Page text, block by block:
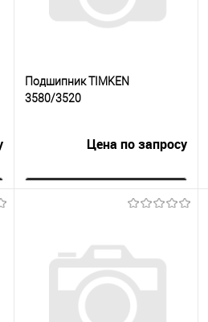
Подшипник TIMKEN
3580/3520
Цена по запросу
Запросить цену
Купить в 1
сравнению
В избранное
Под заказ